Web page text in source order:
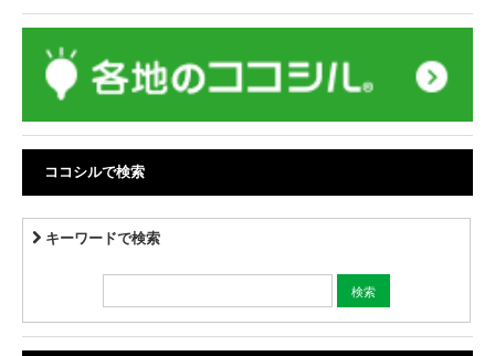
ココシルで検索
キーワードで検索